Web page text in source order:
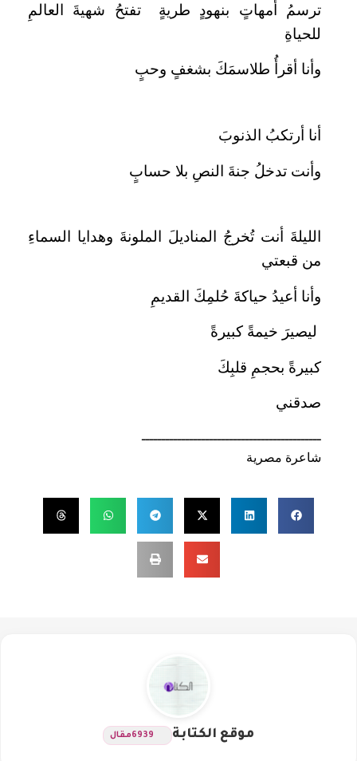
ترسمُ أمهاتٍ بنهودٍ طريةٍ تفتحُ شهيةَ العالمِ
للحياةِ
وأنا أقرأُ طلاسمَكَ بشغفٍ وحبٍ
أنا أرتكبُ الذنوبَ
وأنت تدخلُ جنةَ النصِ بلا حسابٍ
الليلةَ أنت تُخرجُ المناديلَ الملونةَ وهدايا السماءِ
من قبعتي
وأنا أعيدُ حياكةَ حُلمِكَ القديمِ
ليصيرَ خيمةً كبيرةً
كبيرةً بحجمِ قلبِكَ
صدقني
ـــــــــــــــــــــــــــــــــــــــــــــ
شاعرة مصرية
موقع الكتابة 6939مقال